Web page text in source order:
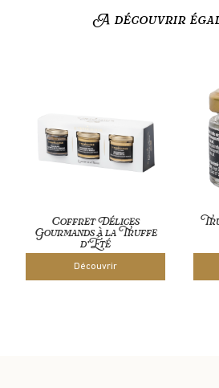
A découvrir
Coffret Délices
Gourmands à la Truffe
d’Été
Découvrir